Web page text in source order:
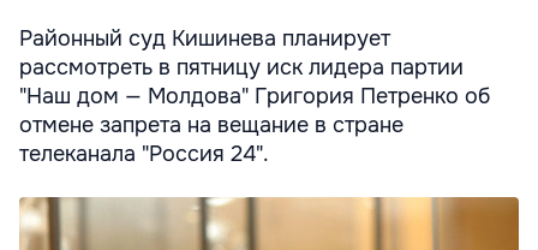
Районный суд Кишинева планирует
рассмотреть в пятницу иск лидера партии
"Наш дом — Молдова" Григория Петренко об
отмене запрета на вещание в стране
телеканала "Россия 24".